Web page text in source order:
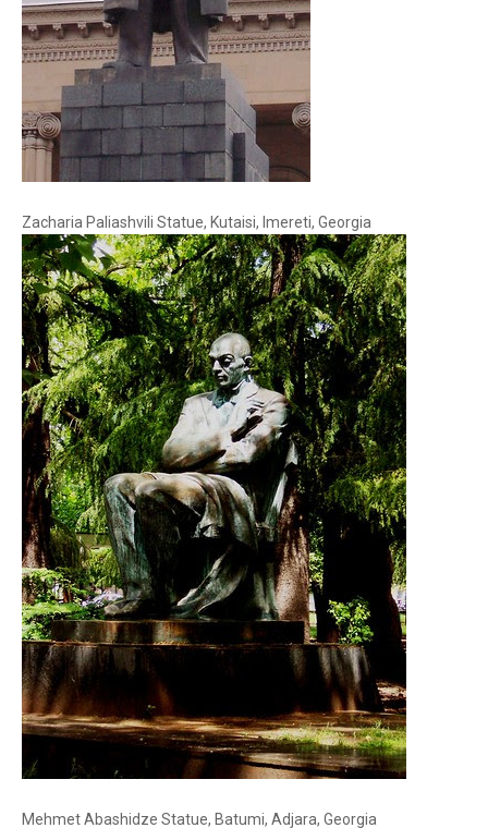
Zacharia Paliashvili Statue, Kutaisi, Imereti, Georgia
Mehmet Abashidze Statue, Batumi, Adjara, Georgia